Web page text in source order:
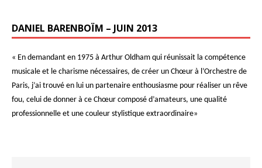
DANIEL BARENBOÏM – JUIN 2013
« En demandant en 1975 à Arthur Oldham qui réunissait la compétence
musicale et le charisme nécessaires, de créer un Chœur à l’Orchestre de
Paris, j’ai trouvé en lui un partenaire enthousiasme pour réaliser un rêve
fou, celui de donner à ce Chœur composé d’amateurs, une qualité
professionnelle et une couleur stylistique extraordinaire»